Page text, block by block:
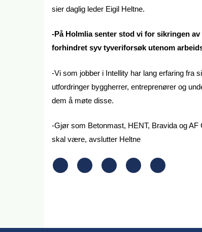
sier daglig leder Eigil Heltne.
-På Holmlia senter stod vi for sikringen
forhindret syv tyveriforsøk utenom
-Vi som jobber i Intellity har lang erfaring fra
utfordringer byggherrer, entreprenører og
dem å møte disse.
-Gjør som Betonmast, HENT, Bravida og
skal være, avslutter Heltne